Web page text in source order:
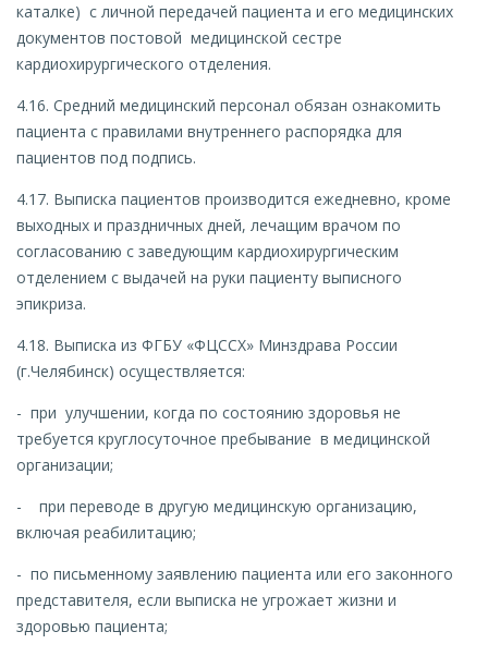
каталке) с личной передачей пациента и его медицинских
документов постовой медицинской сестре
кардиохирургического отделения.
4.16. Средний медицинский персонал обязан ознакомить
пациента с правилами внутреннего распорядка для
пациентов под подпись.
4.17. Выписка пациентов производится ежедневно, кроме
выходных и праздничных дней, лечащим врачом по
согласованию с заведующим кардиохирургическим
отделением с выдачей на руки пациенту выписного
эпикриза.
4.18. Выписка из ФГБУ «ФЦССХ» Минздрава России
(г.Челябинск) осуществляется:
- при улучшении, когда по состоянию здоровья не
требуется круглосуточное пребывание в медицинской
организации;
- при переводе в другую медицинскую организацию,
включая реабилитацию;
- по письменному заявлению пациента или его законного
представителя, если выписка не угрожает жизни и
здоровью пациента;